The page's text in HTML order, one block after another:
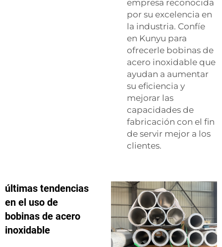
empresa reconocida
por su excelencia en
la industria. Confíe
en Kunyu para
ofrecerle bobinas de
acero inoxidable que
ayudan a aumentar
su eficiencia y
mejorar las
capacidades de
fabricación con el fin
de servir mejor a los
clientes.
últimas tendencias
en el uso de
bobinas de acero
inoxidable